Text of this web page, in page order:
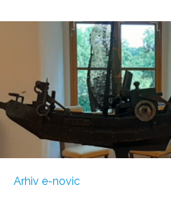
Arhiv e-novic